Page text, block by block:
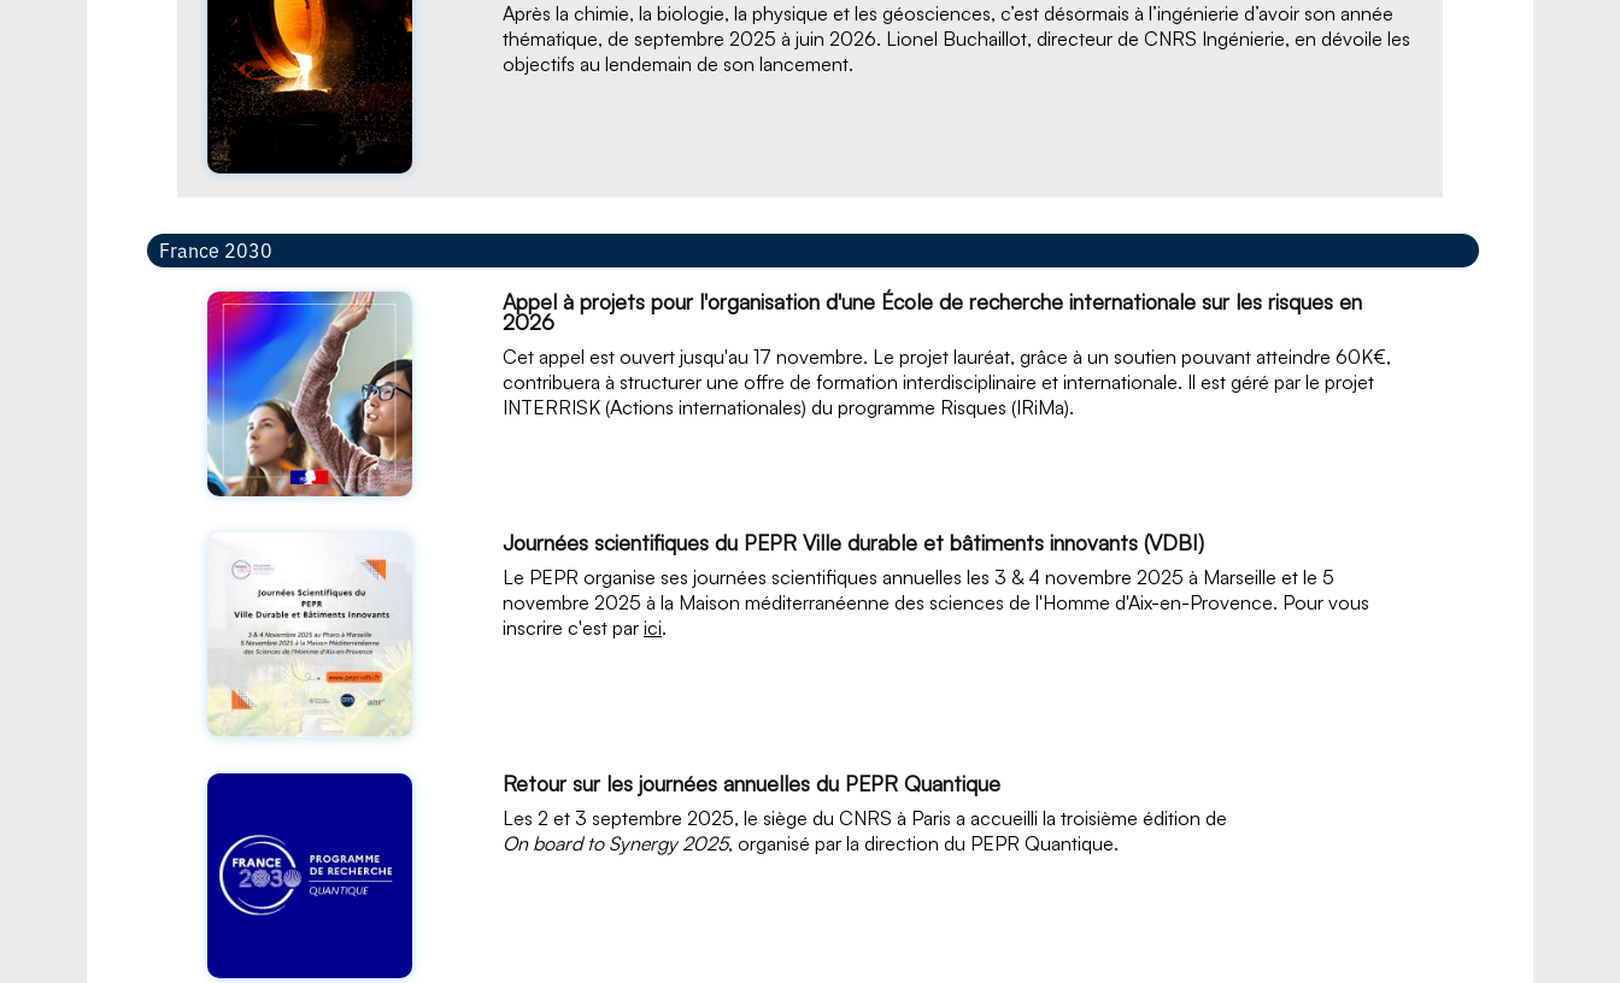
Après la chimie, la biologie, la physique et les géosciences, c’est désormais à l’ingénierie d’avoir son année
thématique, de septembre 2025 à juin 2026. Lionel Buchaillot, directeur de CNRS Ingénierie, en dévoile les
objectifs au lendemain de son lancement.
France 2030
Appel à projets pour l'organisation d'une École de recherche internationale sur les risques en
2026
Cet appel est ouvert jusqu'au 17 novembre. Le projet lauréat, grâce à un soutien pouvant atteindre 60K€,
contribuera à structurer une offre de formation interdisciplinaire et internationale. Il est géré par le projet
INTERRISK (Actions internationales) du programme Risques (IRiMa).
Journées scientifiques du PEPR Ville durable et bâtiments innovants (VDBI)
Le PEPR organise ses journées scientifiques annuelles les 3 & 4 novembre 2025 à Marseille et le 5
novembre 2025 à la Maison méditerranéenne des sciences de l'Homme d'Aix-en-Provence. Pour vous
inscrire c'est par ici.
Retour sur les journées annuelles du PEPR Quantique
Les 2 et 3 septembre 2025, le siège du CNRS à Paris a accueilli la troisième édition de
On board to Synergy 2025, organisé par la direction du PEPR Quantique.